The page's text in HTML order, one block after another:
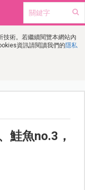
術。若繼續閱覽本網站內
資訊請閱讀我們的隱私
鮭魚no.3，